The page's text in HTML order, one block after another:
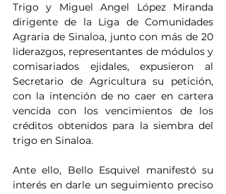
Trigo y Miguel Angel López Miranda
dirigente de la Liga de Comunidades
Agraria de Sinaloa, junto con más de 20
liderazgos, representantes de módulos y
comisariados ejidales, expusieron al
Secretario de Agricultura su petición,
con la intención de no caer en cartera
vencida con los vencimientos de los
créditos obtenidos para la siembra del
trigo en Sinaloa.
Ante ello, Bello Esquivel manifestó su
interés en darle un seguimiento preciso